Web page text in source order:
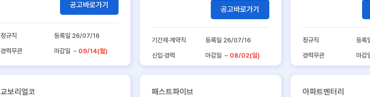
공고바로가기
정규직 등록일 26/07/16
경력무관 마감일 ~ 09/14(월)
공고바로가기
기간제·계약직 등록일 26/07/16
신입·경력 마감일 ~ 08/02(일)
정규직 등
경력무관 마감
교보리얼코 패스트파이브 아파트멘터리